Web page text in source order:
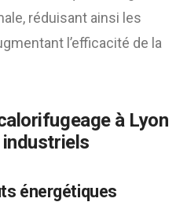
réduisant ainsi les
l’efficacité de la
à Lyon
énergétiques